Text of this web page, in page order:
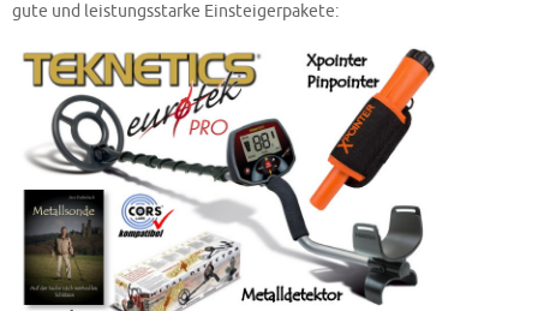
gute und leistungsstarke Einsteigerpakete: